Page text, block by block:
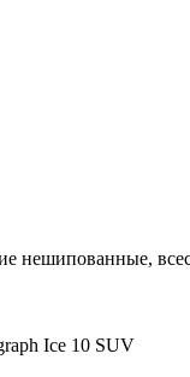
нешипованные,
Ice 10 SUV